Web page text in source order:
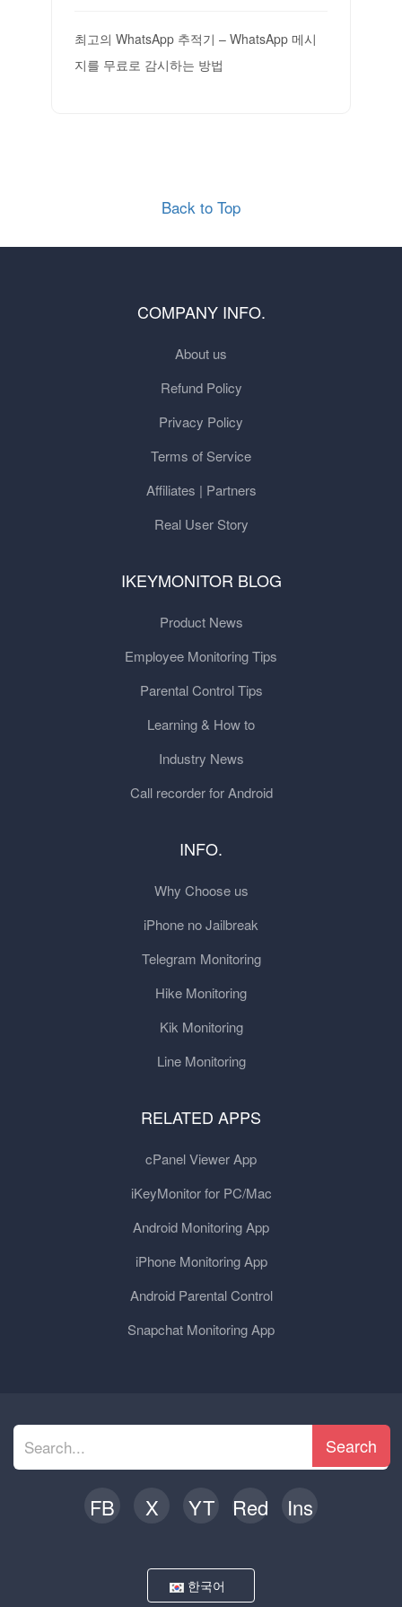
최고의 WhatsApp 추적기 – WhatsApp 메시
지를 무료로 감시하는 방법
Back to Top
COMPANY INFO.
About us
Refund Policy
Privacy Policy
Terms of Service
Affiliates | Partners
Real User Story
IKEYMONITOR BLOG
Product News
Employee Monitoring Tips
Parental Control Tips
Learning & How to
Industry News
Call recorder for Android
INFO.
Why Choose us
iPhone no Jailbreak
Telegram Monitoring
Hike Monitoring
Kik Monitoring
Line Monitoring
RELATED APPS
cPanel Viewer App
iKeyMonitor for PC/Mac
Android Monitoring App
iPhone Monitoring App
Android Parental Control
Snapchat Monitoring App
Search
FB X YT Red Ins
한국어